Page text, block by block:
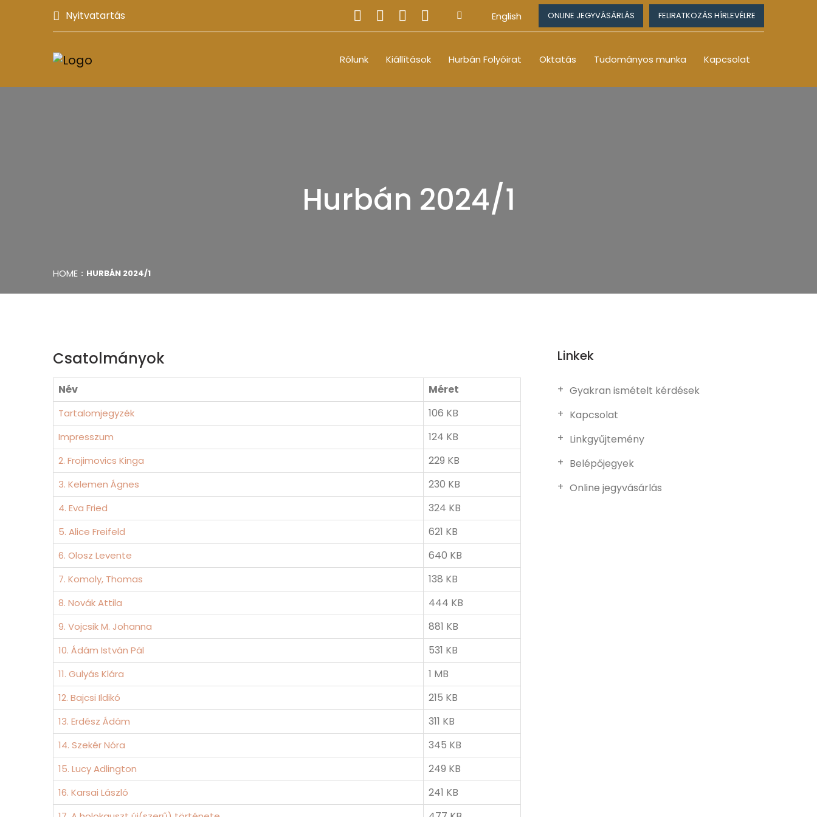
Nyitvatartás English ONLINE JEGYVÁSÁRLÁS FELIRATKOZÁS HÍRLEVÉLRE
Rólunk Kiállítások Hurbán Folyóirat Oktatás Tudományos munka Kapcsolat
Hurbán 2024/1
HOME HURBÁN 2024/1
Csatolmányok
Név Méret
Tartalomjegyzék 106 KB
Impresszum 124 KB
2. Frojimovics Kinga 229 KB
3. Kelemen Ágnes 230 KB
4. Eva Fried 324 KB
5. Alice Freifeld 621 KB
6. Olosz Levente 640 KB
7. Komoly, Thomas 138 KB
8. Novák Attila 444 KB
9. Vojcsik M. Johanna 881 KB
10. Ádám István Pál 531 KB
11. Gulyás Klára 1 MB
12. Bajcsi Ildikó 215 KB
13. Erdész Ádám 311 KB
14. Szekér Nóra 345 KB
15. Lucy Adlington 249 KB
16. Karsai László 241 KB
Linkek
Gyakran ismételt kérdések
Kapcsolat
Linkgyűjtemény
Belépőjegyek
Online jegyvásárlás